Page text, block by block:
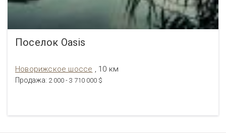
Поселок Oasis
Новорижское шоссе , 10 км
Продажа: 2 000 - 3 710 000 $